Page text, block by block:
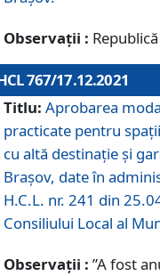
Observații :
767/17.12.2021
Titlu: Aprobarea
practicate pentru
cu altă destinaţie şi
Braşov, date în
H.C.L. nr. 241 din
Consiliului Local al
Observații : ”A fost